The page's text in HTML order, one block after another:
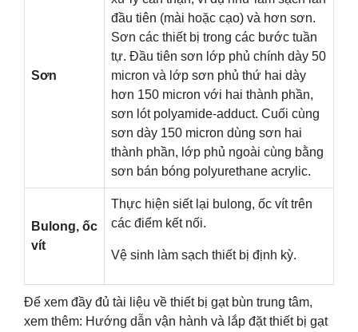
Sơn
đầu tiên (mài hoặc cạo) và hơn sơn.
Sơn các thiết bị trong các bước tuần
tự. Đầu tiên sơn lớp phủ chính dày 50
micron và lớp sơn phủ thứ hai dày
hơn 150 micron với hai thành phần,
sơn lót polyamide-adduct. Cuối cùng
sơn dày 150 micron dùng sơn hai
thành phần, lớp phủ ngoài cùng bằng
sơn bán bóng polyurethane acrylic.
Bulong, ốc
vít
Thực hiện siết lại bulong, ốc vít trên
các điểm kết nối.
Vệ sinh làm sạch thiết bị định kỳ.
Để xem đầy đủ tài liệu về thiết bị gạt bùn trung tâm,
xem thêm: Hướng dẫn vận hành và lắp đặt thiết bị gạt